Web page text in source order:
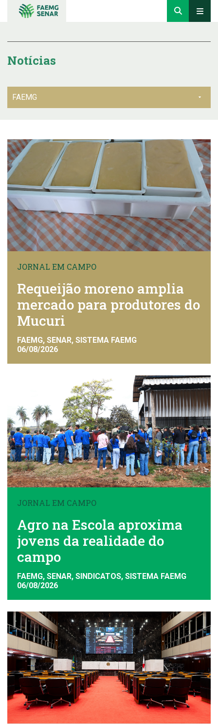
Notícias
JORNAL EM CAMPO
Requeijão moreno amplia
mercado para produtores do
Mucuri
FAEMG, SENAR, SISTEMA FAEMG
06/08/2026
JORNAL EM CAMPO
Agro na Escola aproxima
jovens da realidade do
campo
FAEMG, SENAR, SINDICATOS, SISTEMA FAEMG
06/08/2026